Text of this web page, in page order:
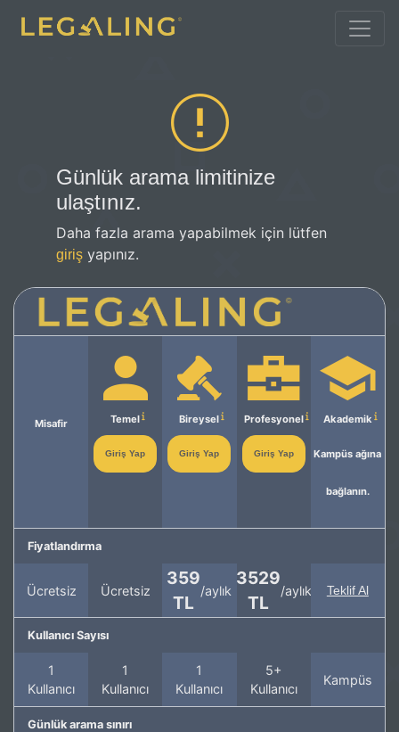
Günlük arama limitinize
ulaştınız.
Daha fazla arama yapabilmek için lütfen
giriş yapınız.
Misafir Temel
Giriş Yap
Bireysel
Giriş Yap
Profesyonel
Giriş Yap
Akademik
Kampüs ağına
bağlanın.
Fiyatlandırma
Ücretsiz Ücretsiz
359
TL
/aylık
3529
TL
/aylık Teklif Al
Kullanıcı Sayısı
1
Kullanıcı
1
Kullanıcı
1
Kullanıcı
5+
Kullanıcı
Kampüs
Günlük arama sınırı